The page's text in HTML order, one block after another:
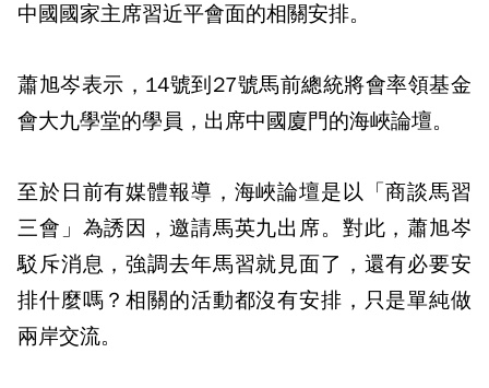
中國國家主席習近平會面的相關安排。
蕭旭岑表示，14號到27號馬前總統將會率領基金
會大九學堂的學員，出席中國廈門的海峽論壇。
至於日前有媒體報導，海峽論壇是以「商談馬習
三會」為誘因，邀請馬英九出席。對此，蕭旭岑
駁斥消息，強調去年馬習就見面了，還有必要安
排什麼嗎？相關的活動都沒有安排，只是單純做
兩岸交流。